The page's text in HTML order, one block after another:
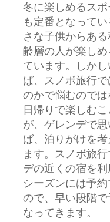
冬に楽しめるス
も定番となって
さな子供からあ
齢層の人が楽し
ています。
しか
ば、スノボ旅行
のかで悩むので
日帰りで楽しむ
が、ゲレンデで
ば、泊りがけを
ます。スノボ旅
デの近くの宿を利
シーズンには予
ので、早い段階
なってきます。